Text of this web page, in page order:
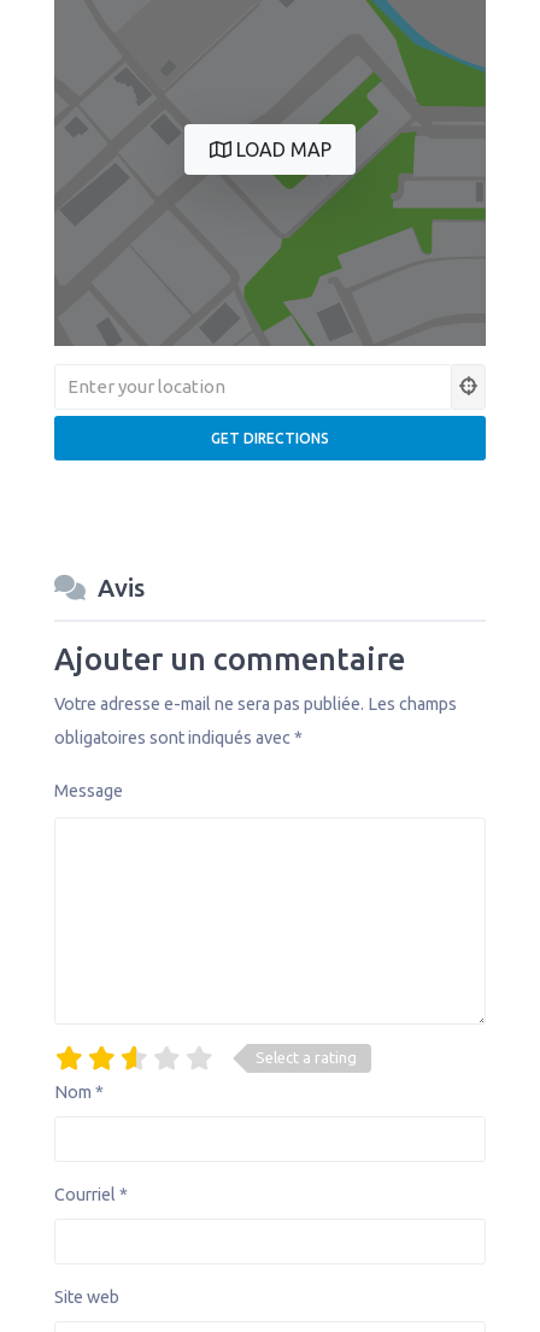
LOAD MAP
Avis
Ajouter un commentaire
Votre adresse e-mail ne sera pas publiée. Les champs
obligatoires sont indiqués avec *
Message
Select a rating
Nom *
Courriel *
Site web